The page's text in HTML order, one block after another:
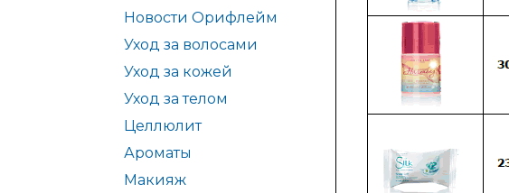
Новости Орифлейм
Уход за волосами
Уход за кожей
Уход за телом
Целлюлит
Ароматы
Макияж